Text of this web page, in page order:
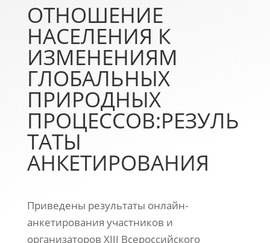
ОТНОШЕНИЕ
НАСЕЛЕНИЯ К
ИЗМЕНЕНИЯМ
ГЛОБАЛЬНЫХ
ПРИРОДНЫХ
ПРОЦЕССОВ:РЕЗУЛЬ
ТАТЫ
АНКЕТИРОВАНИЯ
Приведены результаты онлайн-
анкетирования участников и
организаторов XIII Всероссийского